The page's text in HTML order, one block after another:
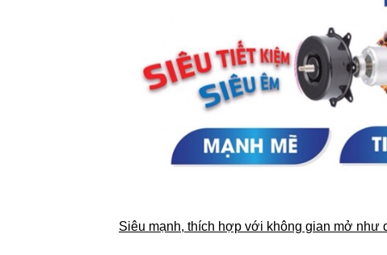
Siêu mạnh, thích hợp với không gian mở như